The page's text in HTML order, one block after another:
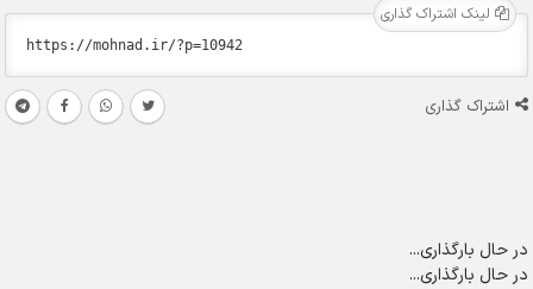
لینک اشتراک گذاری
اشتراک گذاری
در حال بارگذاری...
در حال بارگذاری...